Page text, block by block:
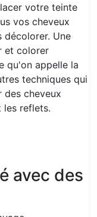
votre teinte
vos cheveux
décolorer. Une
et colorer
qu'on appelle la
techniques qui
des cheveux
les reflets.
avec des